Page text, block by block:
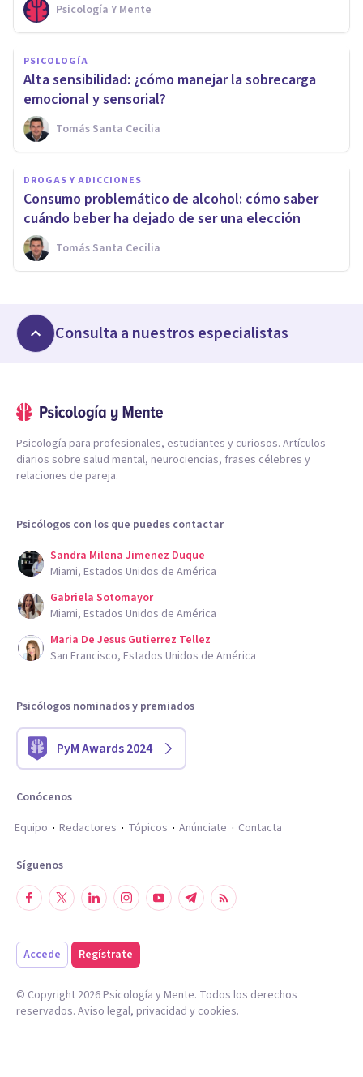
Psicología Y Mente
PSICOLOGÍA
Alta sensibilidad: ¿cómo manejar la sobrecarga
emocional y sensorial?
Tomás Santa Cecilia
DROGAS Y ADICCIONES
Consumo problemático de alcohol: cómo saber
cuándo beber ha dejado de ser una elección
Tomás Santa Cecilia
Consulta a nuestros especialistas
Psicología para profesionales, estudiantes y curiosos. Artículos
diarios sobre salud mental, neurociencias, frases célebres y
relaciones de pareja.
Psicólogos con los que puedes contactar
Sandra Milena Jimenez Duque
Miami, Estados Unidos de América
Gabriela Sotomayor
Miami, Estados Unidos de América
Maria De Jesus Gutierrez Tellez
San Francisco, Estados Unidos de América
Psicólogos nominados y premiados
PyM Awards 2024
Conócenos
Equipo
Redactores Tópicos Anúnciate Contacta
Síguenos
Accede Regístrate
© Copyright 2026Psicología y Mente. Todos los derechos
reservados. Aviso legal, privacidad y cookies.